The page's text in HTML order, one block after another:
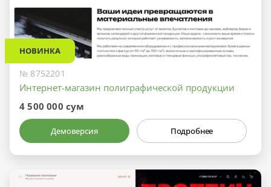
НОВИНКА
№ 8752201
Интернет-магазин полиграфической продукции
4 500 000 сум
Демоверсия Подробнее